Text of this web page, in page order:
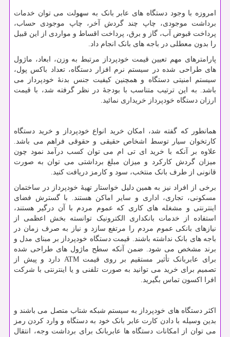
امروزه با وجود دستگاه های عابر بانک به سهولت می توان خدمات
برداشت موجودی، چاپ چند گردش آخر، چاپ موجودی حساب،
پرداخت قبوض آب، گاز و برق، پرداخت اقساط و مواردی از این قبیل
را بدون معطلی در باجه های بانک انجام داد.
پارامترهای مهم تعیین قیمت خودپرداز مرتبط به وزن، ابعاد، ماژول
های طراحی شده در سیستم نرم افزار دستگاه، تعداد باکس پول،
سیستم امنیتی دستگاه و همچنین کیفیت جنس بدنۀ خودپرداز می
باشد. به این ترتیب متناسب با بودجۀ در نظر گرفته شد، با قیمت
ارزان دستگاه خودپرداز خریداری نمائید.
همانطور که گفته شد، امکان خرید انواع خودپرداز و خرید دستگاه
کارتخوان سیار توسط اشخاص حقیقی و حقوقی فراهم می باشد.
علاوه بر آنکه با خرید ای تی ام می توان کسب درآمد نمود چون
میزان گردش کارکرد و میزان مبلغ برداشتی می توان به صورت
قانونی از طرف بانک منتخب، سود و کارمز دریافت کنید.
برخی از افراد نیز به همین دلیل خواستار تهیۀ خودپرداز در ساختمان
مسکونی، تجاری، اداری و سایر اماکن هستند. با گسترش فضای
اینترنتی و مشغله های کاری که عموم مردم با آن درگیر هستند،
استفاده از خدمات بانکداری الکترونیک توانسته بخش اعظمی از
نیازهای بانکی عموم مردم را مرتفع سازد و نیاز به صرف زمان در
باجه های بانک نداشته باشند. قیمت دستگاه خودپرداز بر مبنای مدل و
برند مشخص می شود. ضمن آنکه سطح ماژول های طراحی شده
برای عابربانک تأثیر مستقیم بر روی قیمتATM دارد و پیش از
تصمیم برای خرید می توانید به صورت تلفنی و یا اینترنتی با شرکت
افرا اکسون تماس بگیرید.
اکثر دستگاه های خودپرداز به سیستم شبکه شتاب متصل می باشند و
بدین وسیله با دادن کارت عابر بانک خود به دستگاه و وارد کردن رمز
می توان از امکانات دستگاه ها عابربانک برای برداشت وجه، انتقال